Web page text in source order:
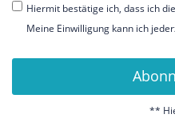
Hiermit bestätige ich, dass ich die
Meine Einwilligung kann ich
**